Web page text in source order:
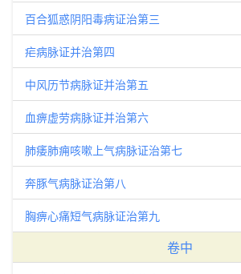
百合狐惑阴阳毒病证治第三
疟病脉证并治第四
中风历节病脉证并治第五
血痹虚劳病脉证并治第六
肺痿肺痈咳嗽上气病脉证治第七
奔豚气病脉证治第八
胸痹心痛短气病脉证治第九
卷中